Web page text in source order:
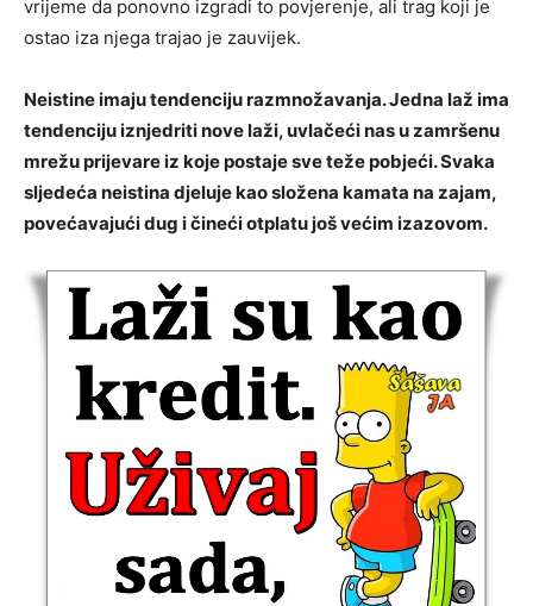
vrijeme da ponovno izgradi to povjerenje, ali trag koji je
ostao iza njega trajao je zauvijek.
Neistine imaju tendenciju razmnožavanja. Jedna laž ima
tendenciju iznjedriti nove laži, uvlačeći nas u zamršenu
mrežu prijevare iz koje postaje sve teže pobjeći. Svaka
sljedeća neistina djeluje kao složena kamata na zajam,
povećavajući dug i čineći otplatu još većim izazovom.